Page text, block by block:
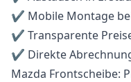
✔ Mobile Montage
✔ Transparente
✔ Direkte
Mazda Frontscheibe: